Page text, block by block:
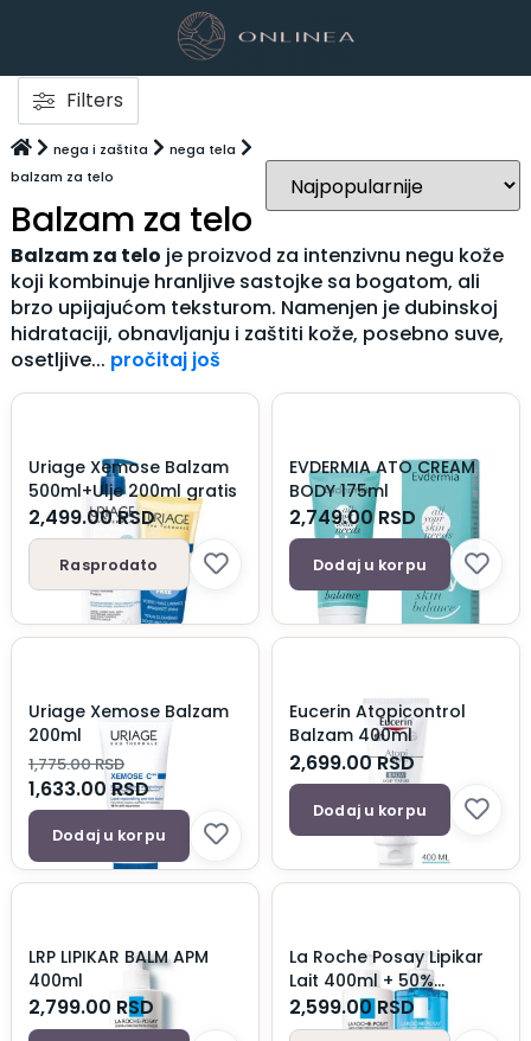
Filters
nega i zaštita
nega tela
balzam za telo
Balzam za telo
Balzam za telo je proizvod za intenzivnu negu kože
koji kombinuje hranljive sastojke sa bogatom, ali
brzo upijajućom teksturom. Namenjen je dubinskoj
hidrataciji, obnavljanju i zaštiti kože, posebno suve,
osetljive... pročitaj još
Uriage Xemose Balzam
500ml+Ulje 200ml gratis
2,499.00RSD
Rasprodato
EVDERMIA ATO CREAM
BODY 175ml
2,749.00RSD
Dodaj u korpu
Uriage Xemose Balzam
200ml
1,775.00RSD
1,633.00RSD
Dodaj u korpu
Eucerin Atopicontrol
Balzam 400ml
2,699.00RSD
Dodaj u korpu
LRP LIPIKAR BALM APM
400ml
2,799.00 RSD
La Roche Posay Lipikar
Lait 400ml + 50%
popusta na Lipikar Gel
Lavant 400ml
2,599.00RSD